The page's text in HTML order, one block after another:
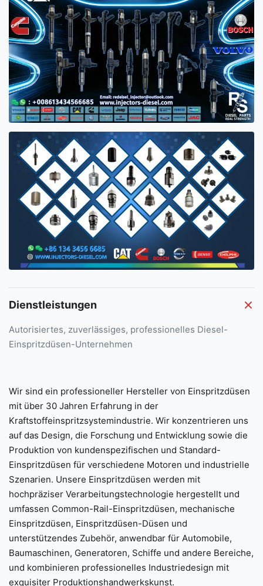
Dienstleistungen
Autorisiertes, zuverlässiges, professionelles Diesel-
Einspritzdüsen-Unternehmen
Wir sind ein professioneller Hersteller von Einspritzdüsen
mit über 30 Jahren Erfahrung in der
Kraftstoffeinspritzsystemindustrie. Wir konzentrieren uns
auf das Design, die Forschung und Entwicklung sowie die
Produktion von kundenspezifischen und Standard-
Einspritzdüsen für verschiedene Motoren und industrielle
Szenarien. Unsere Einspritzdüsen werden mit
hochpräziser Verarbeitungstechnologie hergestellt und
umfassen Common-Rail-Einspritzdüsen, mechanische
Einspritzdüsen, Einspritzdüsen-Düsen und
unterstützendes Zubehör, anwendbar für Automobile,
Baumaschinen, Generatoren, Schiffe und andere Bereiche,
und kombinieren professionelles Industriedesign mit
exquisiter Produktionshandwerkskunst.